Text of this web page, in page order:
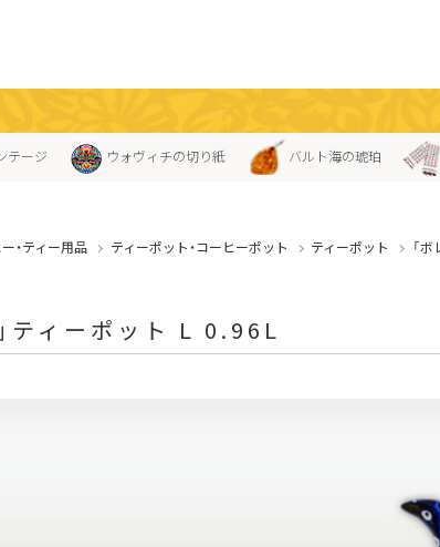
テージ ウォヴィチの切り紙 バルト海の琥珀
・ティー用品 ティーポット・コーヒーポット ティーポット 「
ティーポット L 0.96L